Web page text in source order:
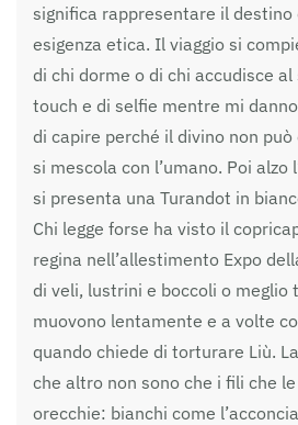
significa rappresentare il destino
esigenza etica. Il viaggio si
di chi dorme o di chi accudisce al
touch e di selfie mentre mi
di capire perché il divino non
si mescola con l’umano. Poi alzo
si presenta una Turandot in
Chi legge forse ha visto il
regina nell’allestimento Expo
di veli, lustrini e boccoli o meglio
muovono lentamente e a volte
quando chiede di torturare Liù.
che altro non sono che i fili che
orecchie: bianchi come